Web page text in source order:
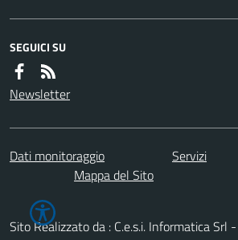
SEGUICI SU
Newsletter
Dati monitoraggio Servizi
Mappa del Sito
Sito Realizzato da : C.e.s.i. Informatica Srl